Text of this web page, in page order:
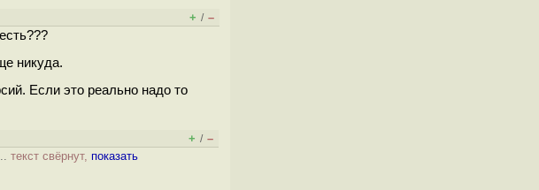
+ / –
никуда.
Если это реально надо то
+ / –
текст свёрнут, показать